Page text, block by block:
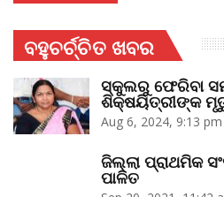
ବହୁଚର୍ଚ୍ଚିତ ଖବର
ସ୍କୁଲରୁ ଫେରିବା
ଶିକ୍ଷୟିତ୍ରୀଙ୍କ
Aug 6, 2024, 9:13 pm
ଜିଲ୍ଲା ପ୍ରାଥମିକ
ପାଳିତ